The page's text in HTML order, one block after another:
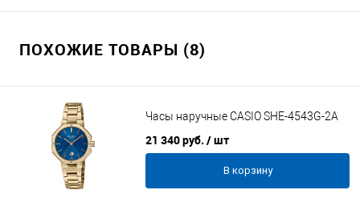
ПОХОЖИЕ ТОВАРЫ (8)
Часы наручные CASIO SHE-4543G-2A
21 340 руб. / шт
В корзину